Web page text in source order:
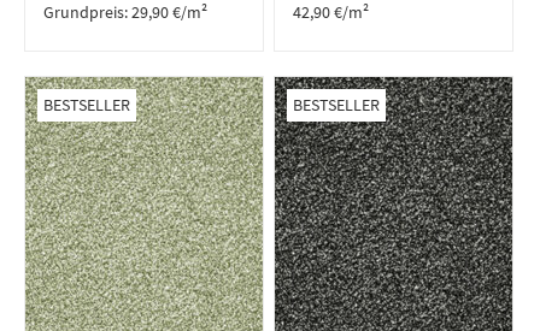
Grundpreis:29,90€/m² 42,90€/m²
BESTSELLER BESTSELLER